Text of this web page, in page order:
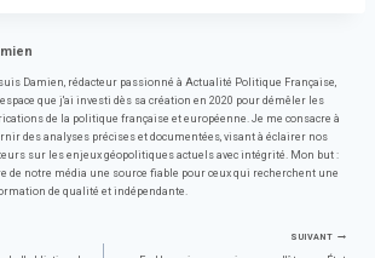
Damien, rédacteur passionné à Actualité Politique Française,
que j'ai investi dès sa création en 2020 pour démêler les
de la politique française et européenne. Je me consacre à
des analyses précises et documentées, visant à éclairer nos
sur les enjeux géopolitiques actuels avec intégrité. Mon but :
de notre média une source fiable pour ceux qui recherchent une
de qualité et indépendante.
SUIVANT